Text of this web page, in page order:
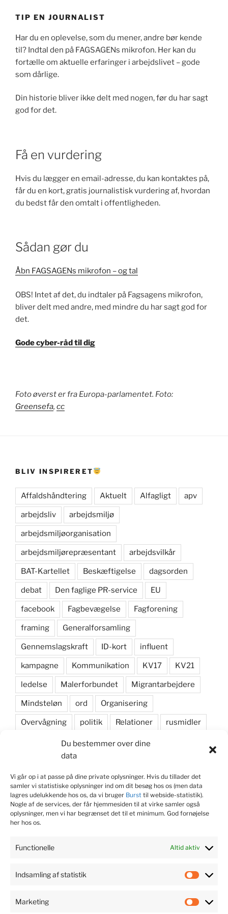
Du bestemmer over dine
data
Vi går op i at passe på dine private oplysninger. Hvis du tillader det
samler vi statistiske oplysninger ind om dit besøg hos os (men data
lagres udelukkende hos os, da vi bruger Burst til webside-statistik).
Nogle af de services, der får hjemmesiden til at virke samler også
oplysninger, men vi har begrænset det til et minimum. God fornøjelse
her hos os.
Functionelle Altid aktiv
Indsamling af statistik
Marketing
TIP EN JOURNALIST
Har du en oplevelse, som du mener, andre bør kende
til? Indtal den på FAGSAGENs mikrofon. Her kan du
fortælle om aktuelle erfaringer i arbejdslivet – gode
som dårlige.
Din historie bliver ikke delt med nogen, før du har sagt
god for det.
Få en vurdering
Hvis du lægger en email-adresse, du kan kontaktes på,
får du en kort, gratis journalistisk vurdering af, hvordan
du bedst får den omtalt i offentligheden.
Sådan gør du
Åbn FAGSAGENs mikrofon – og tal
OBS! Intet af det, du indtaler på Fagsagens mikrofon,
bliver delt med andre, med mindre du har sagt god for
det.
Gode cyber-råd til dig
Foto øverst er fra Europa-parlamentet. Foto:
Greensefa, cc
BLIV INSPIRERET
Affaldshåndtering Aktuelt Alfagligt apv
arbejdsliv arbejdsmiljø
arbejdsmiljøorganisation
arbejdsmiljørepræsentant arbejdsvilkår
BAT-Kartellet Beskæftigelse dagsorden
debat Den faglige PR-service EU
facebook Fagbevægelse Fagforening
framing Generalforsamling
Gennemslagskraft ID-kort influent
kampagne Kommunikation KV17 KV21
ledelse Malerforbundet Migrantarbejdere
Mindsteløn ord Organisering
Overvågning politik Relationer rusmidler
samarbejde Samfundsansvar
skyddsombud
sociale medier Strategi valgkamp
KONTAKT JOURNALIST